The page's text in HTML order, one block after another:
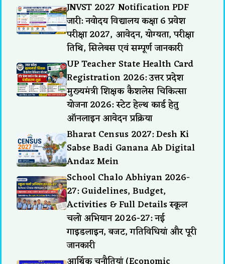
JNVST 2027 Notification PDF
जारी: नवोदय विद्यालय कक्षा 6 प्रवेश
परीक्षा 2027, आवेदन, योग्यता, परीक्षा
तिथि, सिलेबस एवं सम्पूर्ण जानकारी
UP Teacher State Health Card
Registration 2026: उत्तर प्रदेश
मुख्यमंत्री शिक्षक कैशलेस चिकित्सा
योजना 2026: स्टेट हेल्थ कार्ड हेतु
ऑनलाइन आवेदन प्रक्रिया
Bharat Census 2027: Desh Ki
Sabse Badi Ganana Ab Digital
Andaz Mein
School Chalo Abhiyan 2026-
27: Guidelines, Budget,
Activities & Full Details स्कूल
चलो अभियान 2026-27: नई
गाइडलाइन, बजट, गतिविधियां और पूरी
जानकारी